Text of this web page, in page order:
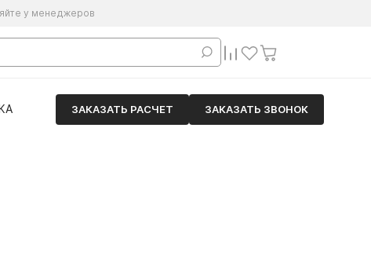
у менеджеров
ЗАКАЗАТЬ РАСЧЕТ ЗАКАЗАТЬ ЗВОНОК